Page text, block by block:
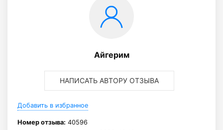
Айгерим
НАПИСАТЬ АВТОРУ ОТЗЫВА
Добавить в избранное
Номер отзыва: 40596